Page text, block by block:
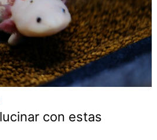
con estas